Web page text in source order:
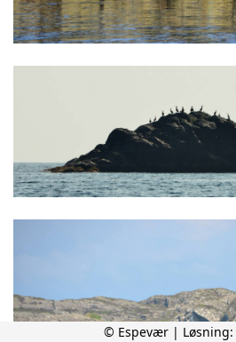
© Espevær | Løsning: